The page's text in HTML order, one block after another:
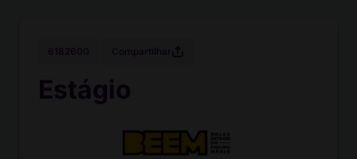
Estágio